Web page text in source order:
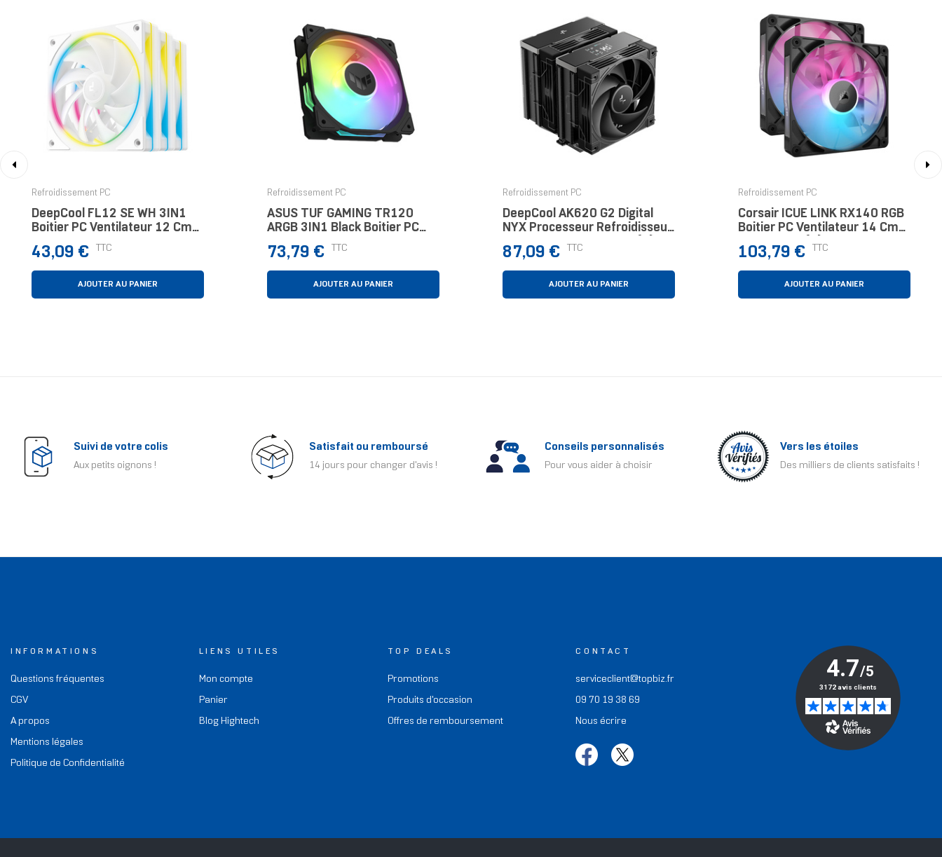
Refroidissement PC
DeepCool FL12 SE WH 3IN1
Boitier PC Ventilateur 12 Cm
Prix
43,09 € TTC
AJOUTER AU PANIER
Refroidissement PC
ASUS TUF GAMING TR120
ARGB 3IN1 Black Boitier PC
Refroidisseur D'air 12 Cm Noir
Prix
73,79 € TTC
AJOUTER AU PANIER
Refroidissement PC
DeepCool AK620 G2 Digital
NYX Processeur Refroidisseur
D'air 12 Cm Noir 1 Pièce(s)
Prix
87,09 € TTC
AJOUTER AU PANIER
Refroidissement PC
Corsair ICUE LINK RX140 RGB
Boitier PC Ventilateur 14 Cm
Noir 2 Pièce(s)
Prix
103,79 € TTC
AJOUTER AU PANIER
Suivi de votre colis
Aux petits oignons !
Satisfait ou remboursé
14 jours pour changer d'avis !
Conseils personnalisés
Pour vous aider à choisir
Vers les étoiles
Des milliers de clients satisfaits !
INFORMATIONS
Questions fréquentes
CGV
A propos
Mentions légales
Politique de Confidentialité
LIENS UTILES
Mon compte
Panier
Blog Hightech
TOP DEALS
Promotions
Produits d'occasion
Offres de remboursement
CONTACT
serviceclient@topbiz.fr
09 70 19 38 69
Nous écrire